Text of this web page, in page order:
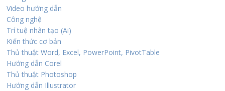
Video hướng dẫn
Công nghệ
Trí tuệ nhân tạo (Ai)
Kiến thức cơ bản
Thủ thuật Word, Excel, PowerPoint, PivotTable
Hướng dẫn Corel
Thủ thuật Photoshop
Hướng dẫn Illustrator